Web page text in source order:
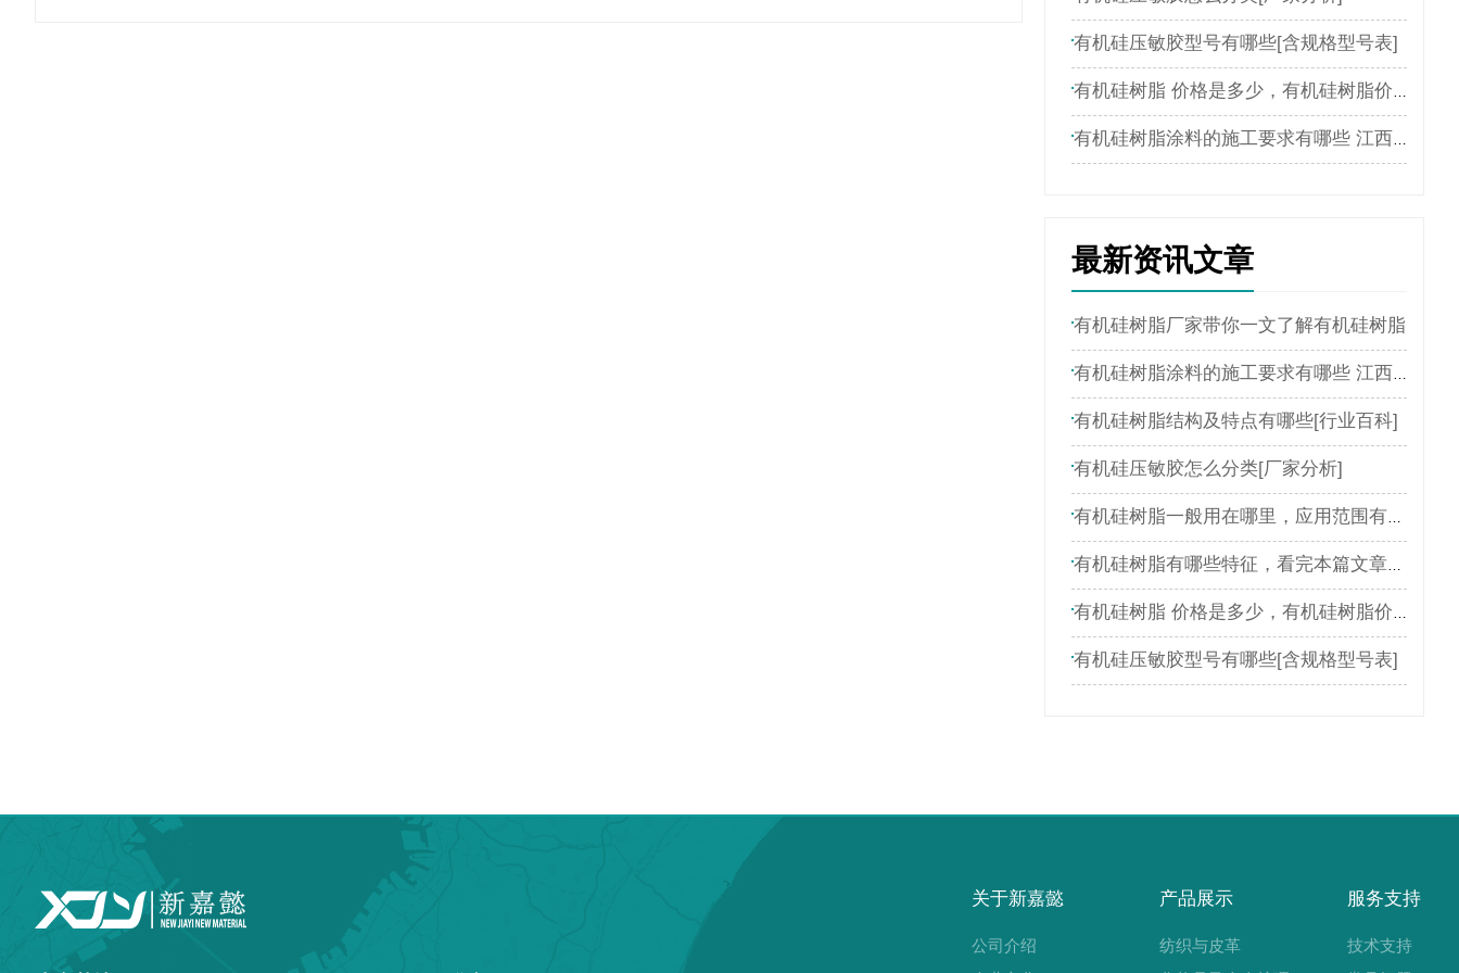
有机硅压敏胶型号有哪些[含规格型号表]
有机硅树脂 价格是多少，有机硅树脂价格表
有机硅树脂涂料的施工要求有哪些 江西新嘉懿为您介绍
最新资讯文章
有机硅树脂厂家带你一文了解有机硅树脂
有机硅树脂涂料的施工要求有哪些 江西新嘉懿为您介绍
有机硅树脂结构及特点有哪些[行业百科]
有机硅压敏胶怎么分类[厂家分析]
有机硅树脂一般用在哪里，应用范围有哪些
有机硅树脂有哪些特征，看完本篇文章就了解
有机硅树脂 价格是多少，有机硅树脂价格表
有机硅压敏胶型号有哪些[含规格型号表]
关于新嘉懿
公司介绍
产品展示
纺织与皮革
服务支持
技术支持